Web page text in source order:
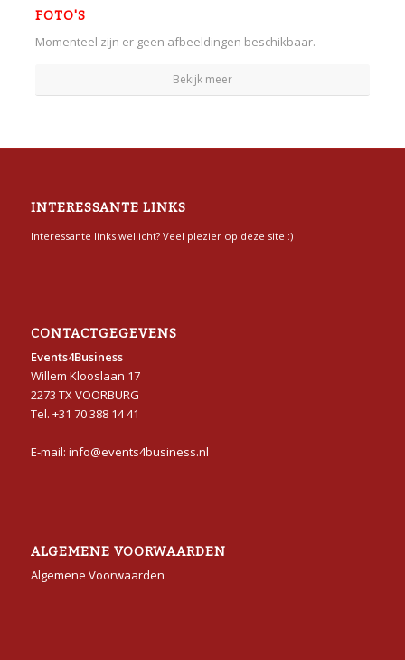
FOTO'S
Momenteel zijn er geen afbeeldingen beschikbaar.
Bekijk meer
INTERESSANTE LINKS
Interessante links wellicht? Veel plezier op deze site :)
CONTACTGEGEVENS
Events4Business
Willem Klooslaan 17
2273 TX VOORBURG
Tel. +31 70 388 14 41
E-mail: info@events4business.nl
ALGEMENE VOORWAARDEN
Algemene Voorwaarden